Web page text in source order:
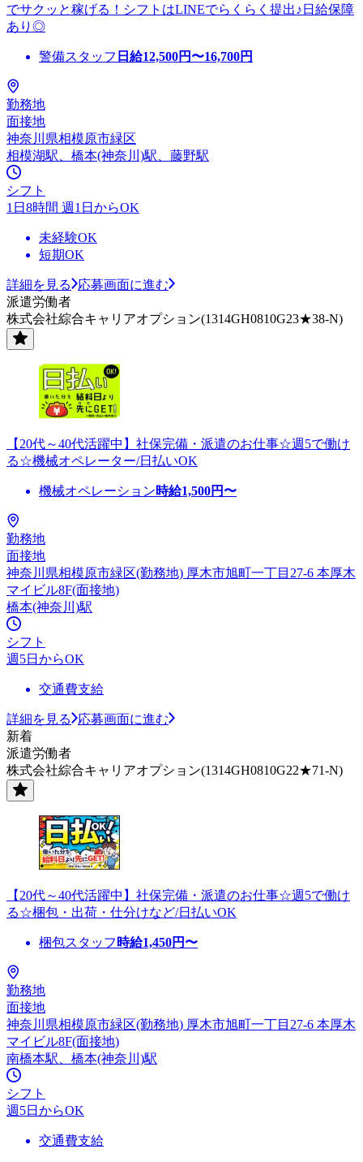
でサクッと稼げる！シフトはLINEでらくらく提出♪日給保障
あり◎
警備スタッフ 日給12,500円〜16,700円
勤務地
面接地
神奈川県相模原市緑区
相模湖駅、橋本(神奈川)駅、藤野駅
シフト
1日8時間 週1日からOK
未経験OK
短期OK
詳細を見る
応募画面に進む
派遣労働者
株式会社綜合キャリアオプション(1314GH0810G23★38-N)
【20代～40代活躍中】社保完備・派遣のお仕事☆週5で働け
る☆機械オペレーター/日払いOK
機械オペレーション時給1,500円〜
勤務地
面接地
神奈川県相模原市緑区(勤務地) 厚木市旭町一丁目27-6 本厚木
マイビル8F(面接地)
橋本(神奈川)駅
シフト
週5日からOK
交通費支給
詳細を見る
応募画面に進む
新着
派遣労働者
株式会社綜合キャリアオプション(1314GH0810G22★71-N)
【20代～40代活躍中】社保完備・派遣のお仕事☆週5で働け
る☆梱包・出荷・仕分けなど/日払いOK
梱包スタッフ 時給1,450円〜
勤務地
面接地
神奈川県相模原市緑区(勤務地) 厚木市旭町一丁目27-6 本厚木
マイビル8F(面接地)
南橋本駅、橋本(神奈川)駅
シフト
週5日からOK
交通費支給